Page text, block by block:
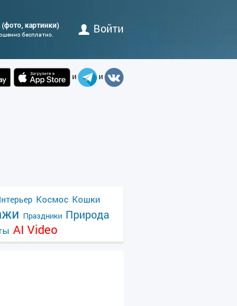
(фото, картинки)
бесплатно. Войти
и и
Космос Кошки
Праздники Природа
AI Video